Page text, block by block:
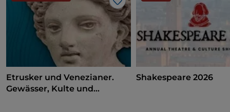
Like
Etrusker und Venezianer.
Gewässer, Kulte und
Shakespeare 2026